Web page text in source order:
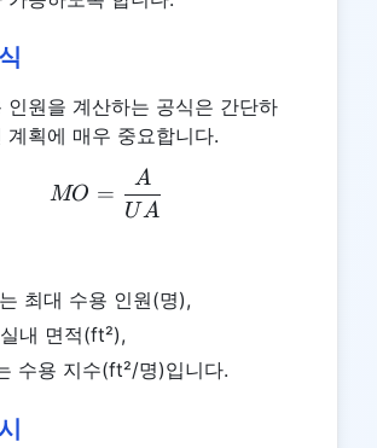
인원을 계산하는 공식은 간단하
계획에 매우 중요합니다.
MO = \frac{A}{UA}
MO =
UA
A
는 최대 수용 인원(명),
내 면적(ft²),
수용 지수(ft²/명)입니다.